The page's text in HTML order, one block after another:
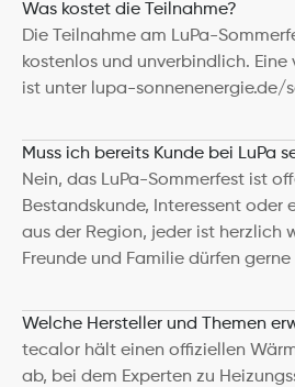
Was kostet die Teilnahme?
Die Teilnahme am LuPa-
kostenlos und unverbindlich.
ist unter lupa-sonnenenergie.de/
Muss ich bereits Kunde bei LuPa
Nein, das LuPa-Sommerfest ist
Bestandskunde, Interessent oder
aus der Region, jeder ist herzlich
Freunde und Familie dürfen
Welche Hersteller und Themen
tecalor hält einen offiziellen
ab, bei dem Experten zu